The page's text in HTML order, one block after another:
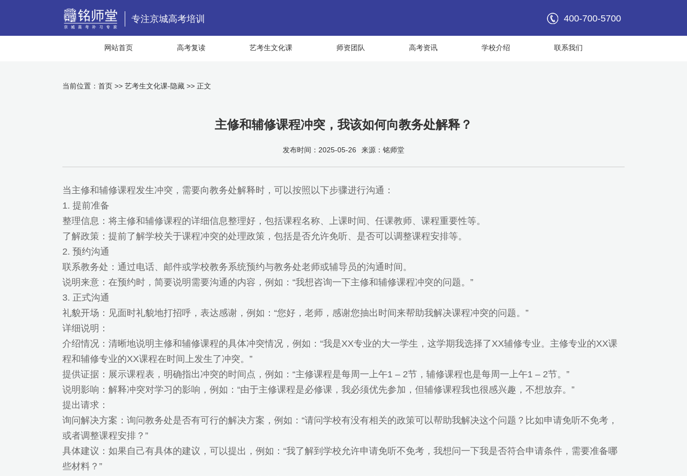
专注京城高考培训 400-700-5700
网站首页 高考复读 艺考生文化课 师资团队 高考资讯 学校介绍 联系我们
当前位置： 首页 >> 艺考生文化课-隐藏 >> 正文
主修和辅修课程冲突，我该如何向教务处解释？
发布时间：2025-05-26 来源：铭师堂
当主修和辅修课程发生冲突，需要向教务处解释时，可以按照以下步骤进行沟通：
1. 提前准备
整理信息：将主修和辅修课程的详细信息整理好，包括课程名称、上课时间、任课教师、课程重要性等。
了解政策：提前了解学校关于课程冲突的处理政策，包括是否允许免听、是否可以调整课程安排等。
2. 预约沟通
联系教务处：通过电话、邮件或学校教务系统预约与教务处老师或辅导员的沟通时间。
说明来意：在预约时，简要说明需要沟通的内容，例如：“我想咨询一下主修和辅修课程冲突的问题。”
3. 正式沟通
礼貌开场：见面时礼貌地打招呼，表达感谢，例如：“您好，老师，感谢您抽出时间来帮助我解决课程冲突的问题。”
详细说明：
介绍情况：清晰地说明主修和辅修课程的具体冲突情况，例如：“我是XX专业的大一学生，这学期我选择了XX辅修专业。主修专业的XX课
程和辅修专业的XX课程在时间上发生了冲突。”
提供证据：展示课程表，明确指出冲突的时间点，例如：“主修课程是每周一上午1 – 2节，辅修课程也是每周一上午1 – 2节。”
说明影响：解释冲突对学习的影响，例如：“由于主修课程是必修课，我必须优先参加，但辅修课程我也很感兴趣，不想放弃。”
提出请求：
询问解决方案：询问教务处是否有可行的解决方案，例如：“请问学校有没有相关的政策可以帮助我解决这个问题？比如申请免听不免考，
或者调整课程安排？”
具体建议：如果自己有具体的建议，可以提出，例如：“我了解到学校允许申请免听不免考，我想问一下我是否符合申请条件，需要准备哪
些材料？”